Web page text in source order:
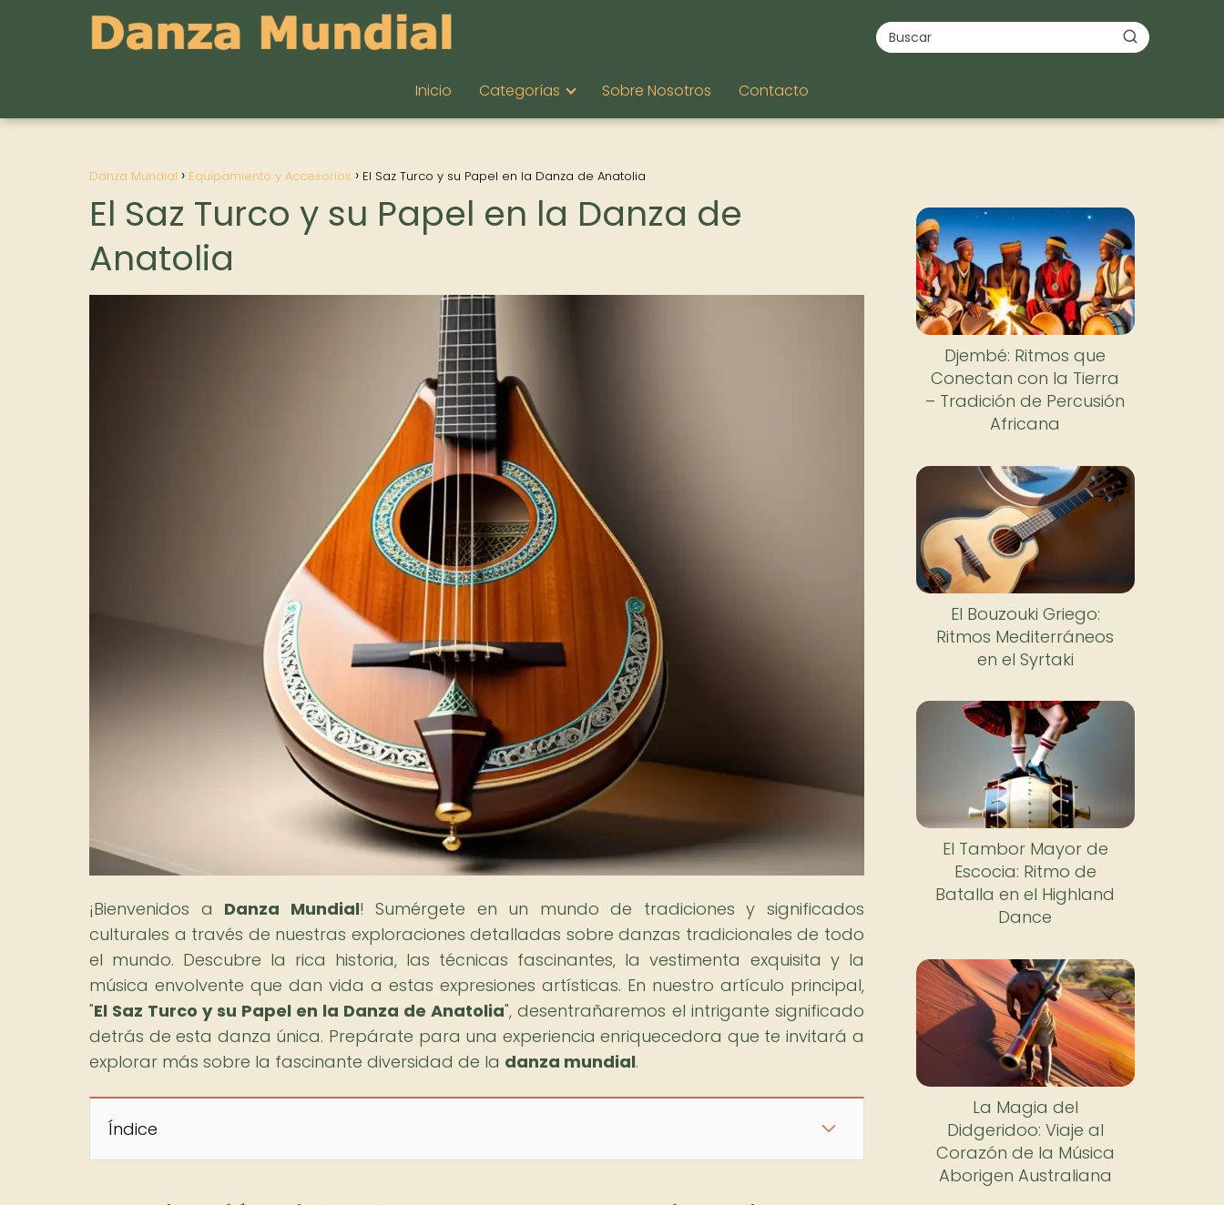
Inicio Categorías Sobre Nosotros Contacto
Danza Mundial Equipamiento y Accesorios El Saz Turco y su Papel en la Danza de Anatolia
El Saz Turco y su Papel en la Danza de
Anatolia
¡Bienvenidos a Danza Mundial! Sumérgete en un mundo de tradiciones y significados
culturales a través de nuestras exploraciones detalladas sobre danzas tradicionales de todo
el mundo. Descubre la rica historia, las técnicas fascinantes, la vestimenta exquisita y la
música envolvente que dan vida a estas expresiones artísticas. En nuestro artículo principal,
"El Saz Turco y su Papel en la Danza de Anatolia", desentrañaremos el intrigante significado
detrás de esta danza única. Prepárate para una experiencia enriquecedora que te invitará a
explorar más sobre la fascinante diversidad de la danza mundial.
Índice
Djembé: Ritmos que
Conectan con la Tierra
– Tradición de Percusión
Africana
El Bouzouki Griego:
Ritmos Mediterráneos
en el Syrtaki
El Tambor Mayor de
Escocia: Ritmo de
Batalla en el Highland
Dance
La Magia del
Didgeridoo: Viaje al
Corazón de la Música
Aborigen Australiana